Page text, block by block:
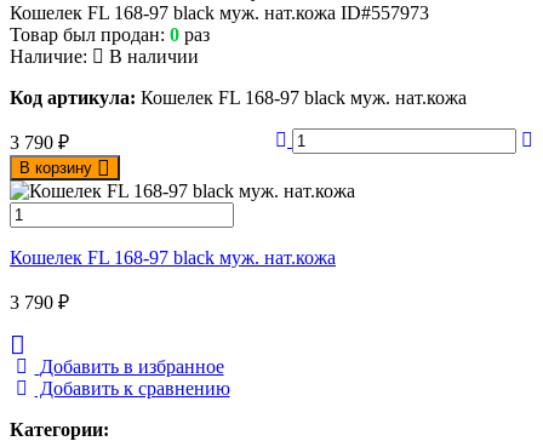
Кошелек FL 168-97 black муж. нат.кожа ID#557973
Товар был продан: 0 раз
Наличие:
В наличии
Код артикула: Кошелек FL 168-97 black муж. нат.кожа
3 790 ₽
В корзину
Кошелек FL 168-97 black муж. нат.кожа
3 790 ₽
Добавить в избранное
Добавить к сравнению
Категории: